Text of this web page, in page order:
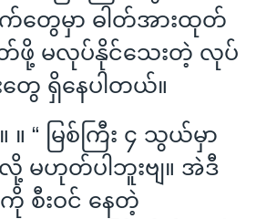
တွေမှာ ဓါတ်အားထုတ်
ဖို့ မလုပ်နိုင်သေးတဲ့ လုပ်
ေ ရှိနေပါတယ်။
။ “ မြစ်ကြီး ၄ သွယ်မှာ
မဟုတ်ပါဘူးဗျ။ အဲဒီ
စီးဝင် နေတဲ့